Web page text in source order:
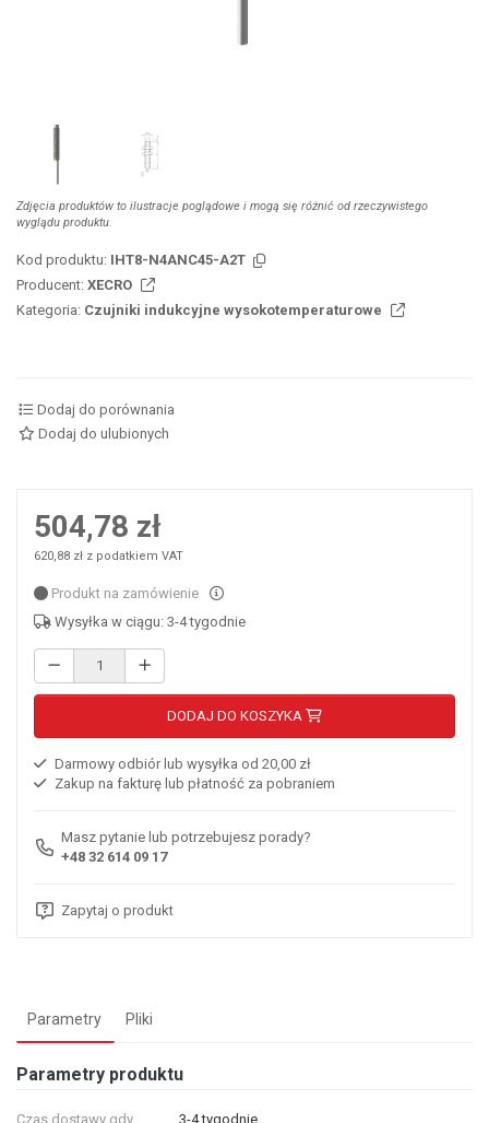
Zdjęcia produktów to ilustracje poglądowe i mogą się różnić od rzeczywistego
wyglądu produktu.
Kod produktu: IHT8-N4ANC45-A2T
Producent: XECRO
Kategoria: Czujniki indukcyjne wysokotemperaturowe
Dodaj do porównania
Dodaj do ulubionych
504,78 zł
620,88 zł z podatkiem VAT
Produkt na zamówienie
Wysyłka w ciągu: 3-4 tygodnie
DODAJ DO KOSZYKA
Darmowy odbiór lub wysyłka od 20,00 zł
Zakup na fakturę lub płatność za pobraniem
Masz pytanie lub potrzebujesz porady?
+48 32 614 09 17
Zapytaj o produkt
Parametry Pliki
Parametry produktu
Czas dostawy gdy
3-4 tygodnie